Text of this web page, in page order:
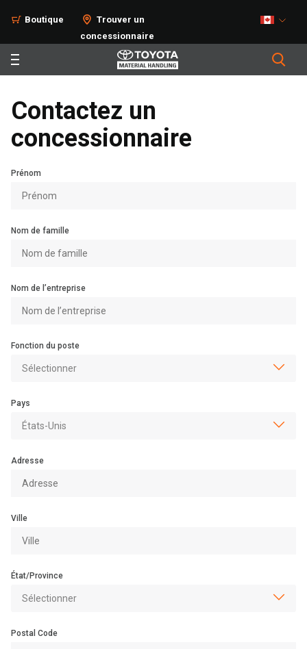
Boutique
Trouver un
concessionnaire
Contactez un
concessionnaire
Prénom
Nom de famille
Nom de l’entreprise
Fonction du poste
Pays
Adresse
Ville
État/Province
Postal Code